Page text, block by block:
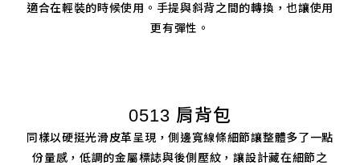
適合在輕裝的時候使用。手提與斜背之間的轉換，也讓使用
更有彈性。
0513 肩背包
同樣以硬挺光滑皮革呈現，側邊寬線條細節讓整體多了一點
份量感，低調的金屬標誌與後側壓紋，讓設計藏在細節之